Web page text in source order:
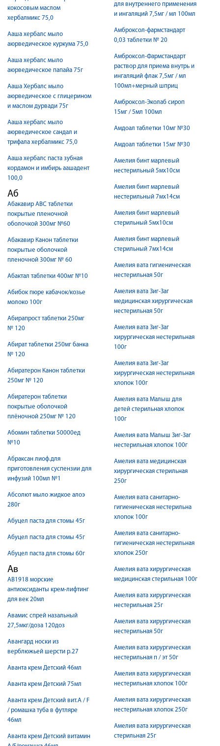
кокосовым маслом
хербалмикс 75,0
Ааша хербалс мыло
аюрведическое куркума 75,0
Ааша хербалс мыло
аюрведическое папайа 75г
Ааша Хербалс мыло
аюрведическое с глицерином
и маслом дурвади 75г
Ааша хербалс мыло
аюрведическое сандал и
трифала хербалмикс 75,0
Ааша хербалс паста зубная
кордамон и имбирь аашадент
100,0
Аб
Абакавир АВС таблетки
покрытые пленочной
оболочкой 300мг №60
Абакавир Канон таблетки
покрытые оболочкой
пленочной 300мг № 60
Абактал таблетки 400мг №10
Абибок пюре кабачок/козье
молоко 100г
Абирапрост таблетки 250мг
№ 120
Абират таблетки 250мг банка
№ 120
Абиратерон Канон таблетки
250мг № 120
Абиратерон таблетки
покрытые оболочкой
плёночной 250мг № 120
Абомин таблетки 50000ед
№10
Абраксан лиоф.для
приготовления суспензии для
инфузий 100мл №1
Абсолют мыло жидкое алоэ
280г
Абуцел паста для стомы 45г
Абуцел паста для стомы 45г
Абуцел паста для стомы 60г
Ав
АВ1918 морские
антиоксиданты крем-лифтинг
для век 20мл
Авамис спрей назальный
27,5мкг/доза 120доз
Авангард носки из
верблюжьей шерсти р.27
Аванта крем Детский 46мл
Аванта крем Детский 75мл
Аванта крем Детский вит.A / F
/ ромашка туба в футляре
46мл
Аванта крем Детский витамин
для внутреннего применения
и ингаляций 7,5мг / мл 100мл
Амброксол-фармстандарт
0,03 таблетки № 20
Амброксол-Фармстандарт
раствор для приема внутрь и
ингаляций флак 7,5мг / мл
100мл+мерный шприц
Амброксол-Эколаб сироп
15мг / 5мл 100мл
Амдоал таблетки 10мг №30
Амдоал таблетки 15мг №30
Амелия бинт марлевый
нестерильный 5мх10см
Амелия бинт марлевый
нестерильный 7мх14см
Амелия бинт марлевый
стерильный 5мх10см
Амелия бинт марлевый
стерильный 7мх14см
Амелия вата гигиеническая
нестерильная 50г
Амелия вата Зиг-Заг
медицинская хирургическая
нестерильная 50г
Амелия вата Зиг-Заг
хирургическая нестерильная
100г
Амелия вата Зиг-Заг
хирургическая нестерильная
хлопок 100г
Амелия вата Малыш для
детей стерильная хлопок
100г
Амелия вата Малыш Зиг-Заг
нестерильная хлопок 100г
Амелия вата медицинская
хирургическая стерильная
250г
Амелия вата санитарно-
гигиеническая нестерильна
хлопок 100г
Амелия вата санитарно-
гигиеническая нестерильная
хлопок 250г
Амелия вата хирургическая
медицинская стерильная 100г
Амелия вата хирургическая
нестерильная 25г
Амелия вата хирургическая
нестерильная 50г
Амелия вата хирургическая
нестерильная п / эт 50г
Амелия вата хирургическая
нестерильная хлопок 100г
Амелия вата хирургическая
нестерильная хлопок 250г
Амелия вата хирургическая
стерильная 25г